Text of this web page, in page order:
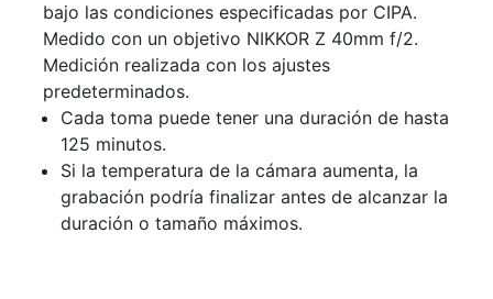
bajo las condiciones especificadas por CIPA.
Medido con un objetivo NIKKOR Z 40mm f/2.
Medición realizada con los ajustes
predeterminados.
Cada toma puede tener una duración de hasta
125 minutos.
Si la temperatura de la cámara aumenta, la
grabación podría finalizar antes de alcanzar la
duración o tamaño máximos.